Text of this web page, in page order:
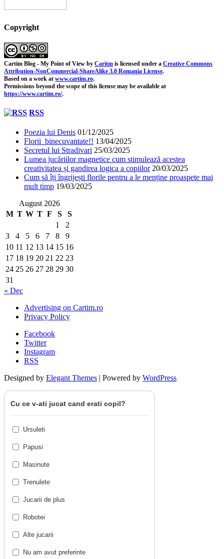
Copyright
Cartim Blog - My Point of View by Caritm is licensed under a Creative Commons
Attribution-NonCommercial-ShareAlike 3.0 Romania License.
Based on a work at www.cartim.ro.
Permissions beyond the scope of this license may be available at
https://www.cartim.ro/.
RSS
Poezia lui Denis 01/12/2025
Florii binecuvantate!! 13/04/2025
Secretul lui Stradivari 25/03/2025
Lumea jucăriilor magnetice cum stimulează acestea
creativitatea și gandirea logica a copiilor 20/03/2025
Cum să îți îngrijești florile pentru a le menține proaspete mai
mult timp 19/03/2025
August 2026
M T W T F S
S
1
2
3
4 5 6 7 8
9
10 11 12 13 14 15 16
17 18 19 20 21 22 23
24 25 26 27 28 29 30
31
« Dec
Advertising on Cartim.ro
Privacy Policy
Facebook
Twitter
Instagram
RSS
Designed by Elegant Themes | Powered by WordPress
Cu ce v-ati jucat cand erati copil?
Ursuleti
Papusi
Masinute
Trenulete
Jucarii de plus
Robotei
Alte jucarii
Nu am avut preferinte